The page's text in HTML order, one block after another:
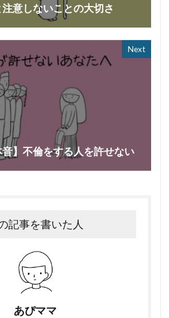
意しないことの大切さ
Next
音】不倫をする人を許せない
記事を書いた人
あぴママ